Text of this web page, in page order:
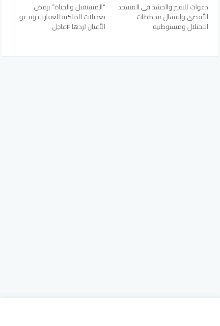
دعوات للنفير والحشد في المسجد
الأقصى وإفشال مخططات
الاحتلال ومستوطنيه
“المستقبل والحياة” يرفض
تعديلات الملكية العقارية ويدعو
الأعيان لردها #عاجل